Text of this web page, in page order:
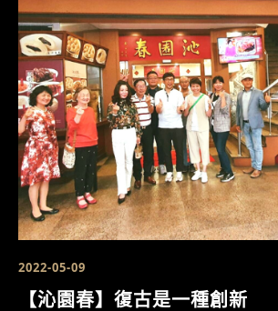
2022-05-09
【沁園春】復古是一種創新